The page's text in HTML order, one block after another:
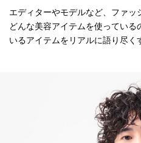
エディターやモデルなど、ファ
どんな美容アイテムを使ってい
いるアイテムをリアルに語り尽く